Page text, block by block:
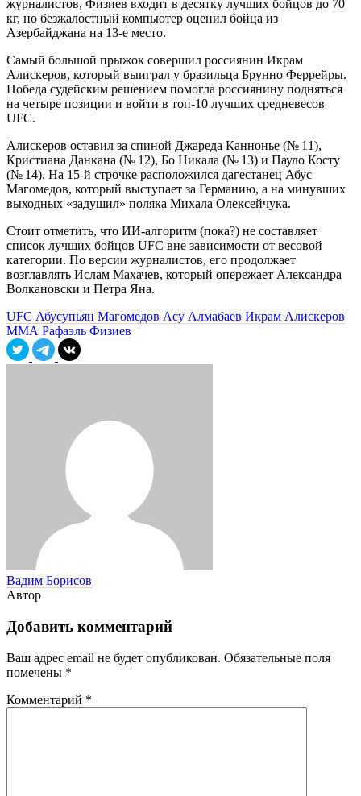
журналистов, Физиев входит в десятку лучших бойцов до 70
кг, но безжалостный компьютер оценил бойца из
Азербайджана на 13-е место.
Самый большой прыжок совершил россиянин Икрам
Алискеров, который выиграл у бразильца Брунно Феррейры.
Победа судейским решением помогла россиянину подняться
на четыре позиции и войти в топ-10 лучших средневесов
UFC.
Алискеров оставил за спиной Джареда Каннонье (№ 11),
Кристиана Данкана (№ 12), Бо Никала (№ 13) и Пауло Косту
(№ 14). На 15-й строчке расположился дагестанец Абус
Магомедов, который выступает за Германию, а на минувших
выходных «задушил» поляка Михала Олексейчука.
Стоит отметить, что ИИ-алгоритм (пока?) не составляет
список лучших бойцов UFC вне зависимости от весовой
категории. По версии журналистов, его продолжает
возглавлять Ислам Махачев, который опережает Александра
Волкановски и Петра Яна.
UFC Абусупьян Магомедов Асу Алмабаев Икрам Алискеров
ММА Рафаэль Физиев
Вадим Борисов
Автор
Добавить комментарий
Ваш адрес email не будет опубликован. Обязательные поля
помечены *
Комментарий *